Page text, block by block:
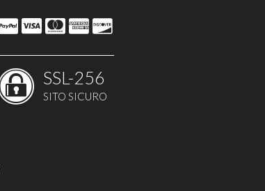
SSL-256
SITO SICURO